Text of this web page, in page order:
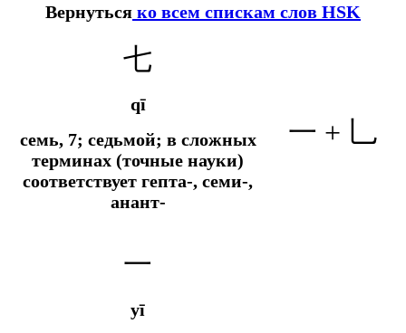
Вернуться ко всем спискам слов HSK
七
qī
семь, 7; седьмой; в сложных
терминах (точные науки)
соответствует гепта-, семи-,
анант-
一 + 乚
一
yī